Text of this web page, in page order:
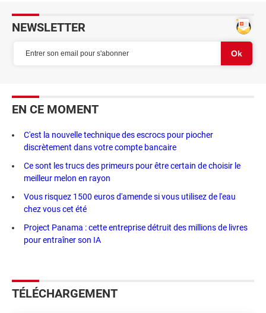
NEWSLETTER
EN CE MOMENT
C'est la nouvelle technique des escrocs pour piocher
discrètement dans votre compte bancaire
Ce sont les trucs des primeurs pour être certain de choisir le
meilleur melon en rayon
Vous risquez 1500 euros d'amende si vous utilisez de l'eau
chez vous cet été
Project Panama : cette entreprise détruit des millions de livres
pour entraîner son IA
TÉLÉCHARGEMENT